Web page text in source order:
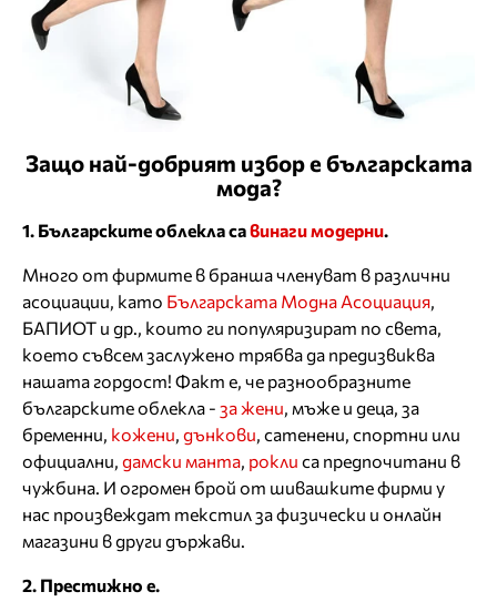
Защо най-добрият избор е българската
мода?
1. Българските облекла савинаги модерни.
Много от фирмите в бранша членуват в различни
асоциации, като Българската Модна Асоциация
БАПИОТ и др., които ги популяризират по света,
което съвсем заслужено трябва да предизвиква
нашата гордост! Факт е, че разнообразните
българските облекла - за жени , мъже и деца, за
бременни, кожени дънкови , сатенени, спортни или
официални, дамски манта рокли са предпочитани в
чужбина. И огромен брой от шивашките фирми у
нас произвеждат текстил за физически и онлайн
магазини в други държави.
2. Престижно е.